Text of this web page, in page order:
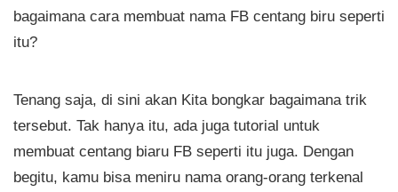
bagaimana cara membuat nama FB centang biru seperti
itu?
Tenang saja, di sini akan Kita bongkar bagaimana trik
tersebut. Tak hanya itu, ada juga tutorial untuk
membuat centang biaru FB seperti itu juga. Dengan
begitu, kamu bisa meniru nama orang-orang terkenal